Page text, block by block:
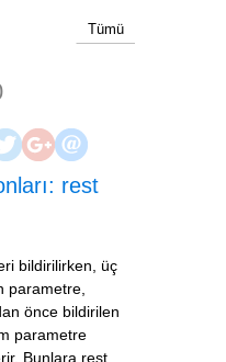
Tümü
rest
bildirilirken, üç
parametre,
önce bildirilen
parametre
Bunlara rest